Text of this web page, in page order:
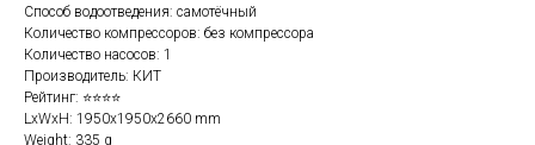
Способ водоотведения: самотёчный
Количество компрессоров: без компрессора
Количество насосов: 1
Производитель: КИТ
Рейтинг: ⭐⭐⭐⭐
LxWxH: 1950x1950x2660 mm
Weight: 335 g